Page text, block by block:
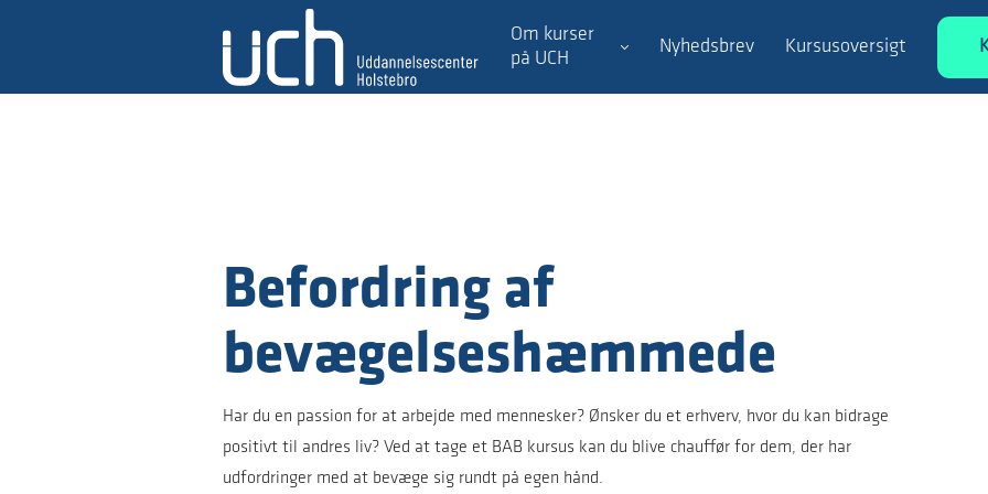
Om kurser
på UCH
Nyhedsbrev Kursusoversigt
Befordring af
bevægelseshæmmede
Har du en passion for at arbejde med mennesker? Ønsker du et erhverv, hvor du kan bidrage
positivt til andres liv? Ved at tage et BAB kursus kan du blive chauffør for dem, der har
udfordringer med at bevæge sig rundt på egen hånd.